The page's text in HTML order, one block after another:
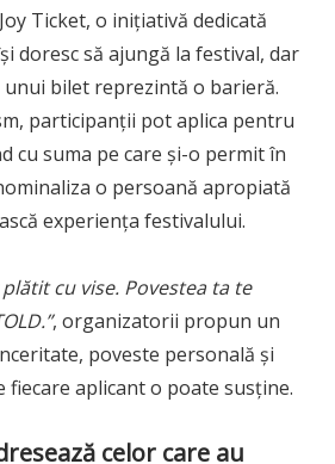
Ticket, o inițiativă dedicată
doresc să ajungă la festival, dar
bilet reprezintă o barieră.
participanții pot aplica pentru
cu suma pe care și-o permit în
o persoană apropiată
experiența festivalului.
cu vise. Povestea ta te
, organizatorii propun un
poveste personală și
aplicant o poate susține.
celor care au